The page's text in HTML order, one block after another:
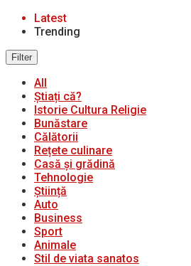
Latest
Trending
Filter
All
Știați că?
Istorie Cultura Religie
Bunăstare
Călătorii
Rețete culinare
Casă și grădină
Tehnologie
Știință
Auto
Business
Sport
Animale
Stil de viata sanatos